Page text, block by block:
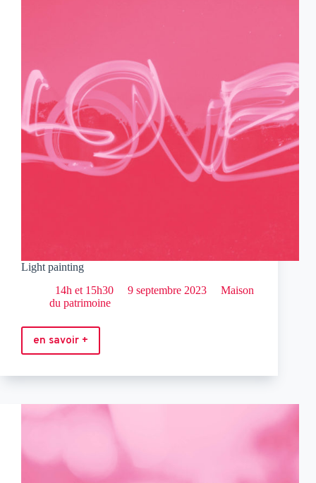
Light painting
14h et 15h30
9 septembre 2023
Maison
du patrimoine
en savoir +
Light